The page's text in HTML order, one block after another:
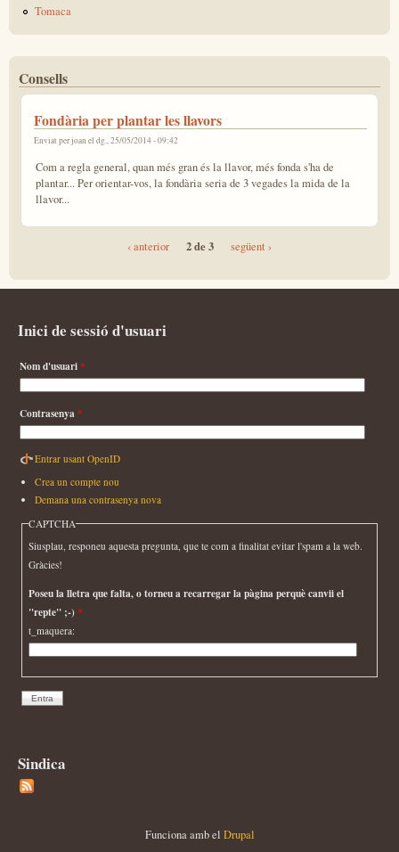
Tomaca
Consells
Fondària per plantar les llavors
Enviat perjoanel dg., 25/05/2014 - 09:42
Com a regla general, quan més gran és la llavor, més fonda s'ha de
plantar... Per orientar-vos, la fondària seria de 3 vegades la mida de la
llavor...
‹ anterior 2 de 3 següent ›
Inici de sessió d'usuari
Nom d'usuari*
Contrasenya*
Entrar usant OpenID
Crea un compte nou
Demana una contrasenya nova
CAPTCHA
Siusplau, responeu aquesta pregunta, que te com a finalitat evitar l'spam a la web.
Gràcies!
Poseu la lletra que falta, o torneu a recarregar la pàgina perquè canvii el
"repte" ;-)*
t_maquera:
Sindica
Funciona amb el Drupal